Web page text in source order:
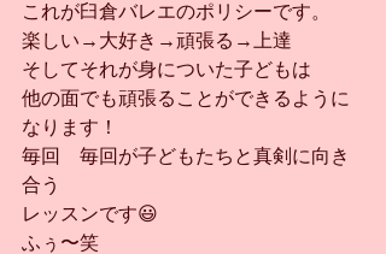
これが臼倉バレエのポリシーです。
楽しい→大好き→頑張る→上達
そしてそれが身についた子どもは
他の面でも頑張ることができるように
なります！
毎回　毎回が子どもたちと真剣に向き
合う
レッスンです😃
ふぅ〜笑